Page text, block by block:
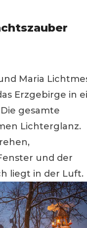
Maria
Erzgebirge in
gesamte
Lichterglanz.
und der
liegt in der Luft.